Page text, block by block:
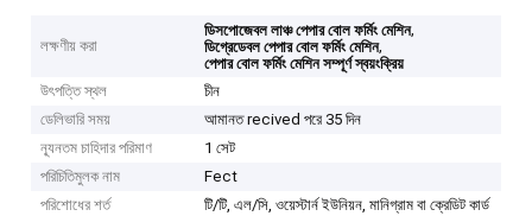
লক্ষণীয় করা
ডিসপোজেবল লাঞ্চ পেপার বোল ফর্মিং মেশিন,
ডিগ্রেডেবল পেপার বোল ফর্মিং মেশিন,
পেপার বোল ফর্মিং মেশিন সম্পূর্ণ স্বয়ংক্রিয়
উৎপত্তি স্থল
চীন
ডেলিভারি সময়
আমানত recived পরে 35 দিন
ন্যূনতম চাহিদার পরিমাণ
1 সেট
পরিচিতিমুলক নাম
Fect
পরিশোধের শর্ত
টি/টি, এল/সি, ওয়েস্টার্ন ইউনিয়ন, মানিগ্রাম বা ক্রেডিট কার্ড